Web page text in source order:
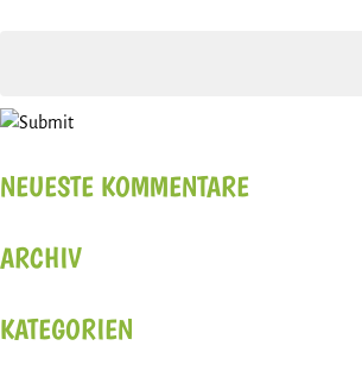
NEUESTE KOMMENTARE
ARCHIV
KATEGORIEN